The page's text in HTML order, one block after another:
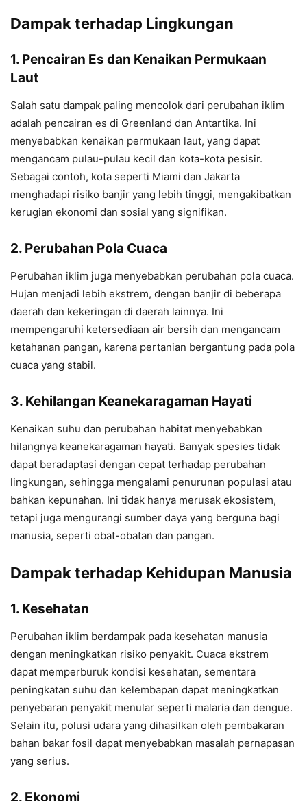
Dampak terhadap Lingkungan
1. Pencairan Es dan Kenaikan Permukaan
Laut
Salah satu dampak paling mencolok dari perubahan iklim
adalah pencairan es di Greenland dan Antartika. Ini
menyebabkan kenaikan permukaan laut, yang dapat
mengancam pulau-pulau kecil dan kota-kota pesisir.
Sebagai contoh, kota seperti Miami dan Jakarta
menghadapi risiko banjir yang lebih tinggi, mengakibatkan
kerugian ekonomi dan sosial yang signifikan.
2. Perubahan Pola Cuaca
Perubahan iklim juga menyebabkan perubahan pola cuaca.
Hujan menjadi lebih ekstrem, dengan banjir di beberapa
daerah dan kekeringan di daerah lainnya. Ini
mempengaruhi ketersediaan air bersih dan mengancam
ketahanan pangan, karena pertanian bergantung pada pola
cuaca yang stabil.
3. Kehilangan Keanekaragaman Hayati
Kenaikan suhu dan perubahan habitat menyebabkan
hilangnya keanekaragaman hayati. Banyak spesies tidak
dapat beradaptasi dengan cepat terhadap perubahan
lingkungan, sehingga mengalami penurunan populasi atau
bahkan kepunahan. Ini tidak hanya merusak ekosistem,
tetapi juga mengurangi sumber daya yang berguna bagi
manusia, seperti obat-obatan dan pangan.
Dampak terhadap Kehidupan Manusia
1. Kesehatan
Perubahan iklim berdampak pada kesehatan manusia
dengan meningkatkan risiko penyakit. Cuaca ekstrem
dapat memperburuk kondisi kesehatan, sementara
peningkatan suhu dan kelembapan dapat meningkatkan
penyebaran penyakit menular seperti malaria dan dengue.
Selain itu, polusi udara yang dihasilkan oleh pembakaran
bahan bakar fosil dapat menyebabkan masalah pernapasan
yang serius.
2. Ekonomi